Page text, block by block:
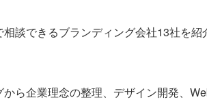
談できるブランディング会社13社を
ら企業理念の整理、デザイン開発、